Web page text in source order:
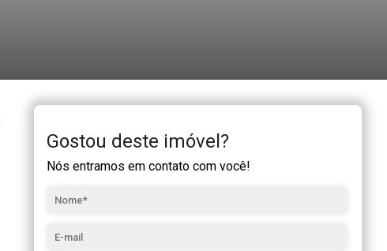
Gostou deste imóvel?
Nós entramos em contato com você!